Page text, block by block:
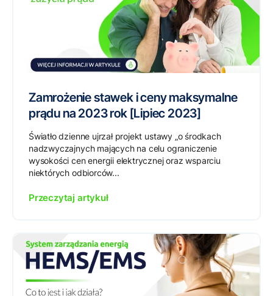
Zamrożenie stawek i ceny maksymalne
prądu na 2023 rok [Lipiec 2023]
Światło dzienne ujrzał projekt ustawy „o środkach
nadzwyczajnych mających na celu ograniczenie
wysokości cen energii elektrycznej oraz wsparciu
niektórych odbiorców...
Przeczytaj artykuł